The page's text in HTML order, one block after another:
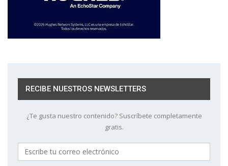
RECIBE NUESTROS NEWSLETTERS
¿Te gusta nuestro contenido? Suscríbete completamente
gratis.